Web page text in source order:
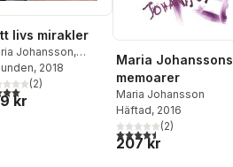
livs mirakler
Johansson,
Thureson
, 2018
utav 5 stjärnor. Totalt antal röster:
(2)
kr
Maria Johanssons
memoarer
Maria Johansson
Häftad, 2016
4,5utav 5 stjärnor.
(2)
207 kr